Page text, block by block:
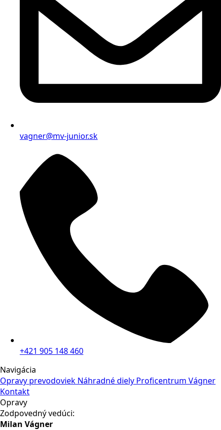
vagner@mv-junior.sk
+421 905 148 460
Navigácia
Opravy prevodoviek Náhradné diely Proficentrum Vágner
Kontakt
Opravy
Zodpovedný vedúci:
Milan Vágner